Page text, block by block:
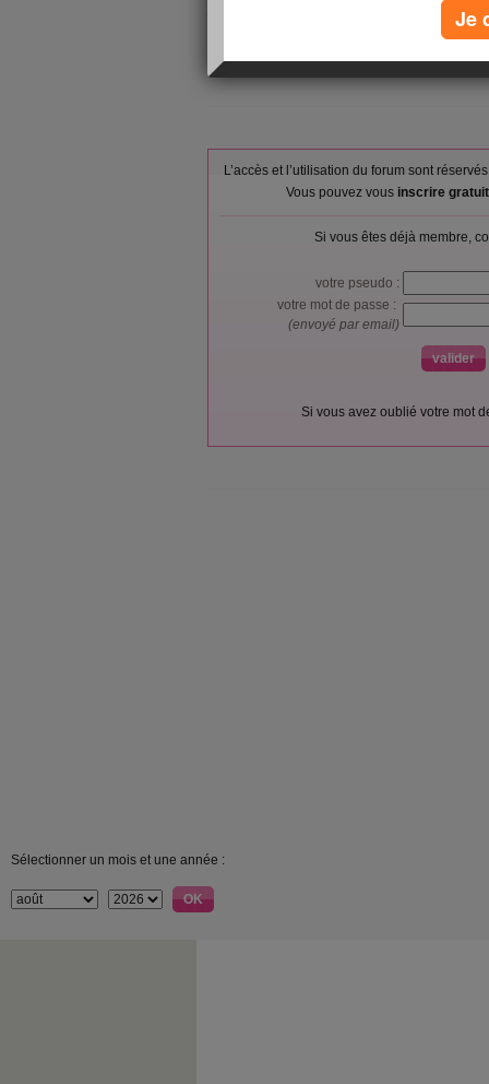
je vous souhaite un bon week-end !!!!! profitez
L’accès et l’utilisation du forum sont
Vous pouvez vous inscrire
Si vous êtes déjà membre,
votre pseudo :
votre mot de passe :
(envoyé par email)
Si vous avez oublié votre mot
Sélectionner un mois et une année :
Je